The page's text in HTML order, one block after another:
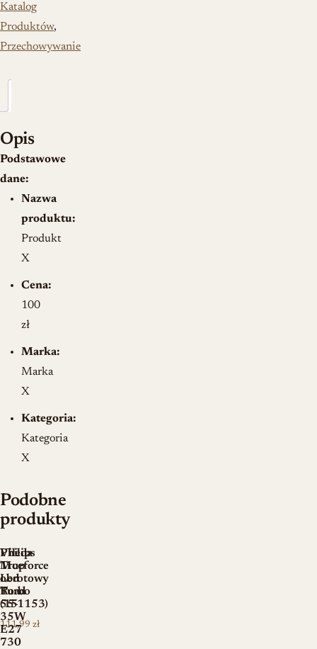
Katalog
Produktów,
Przechowywanie
Opis
Podstawowe
dane:
Nazwa
produktu:
Produkt
X
Cena:
100
zł
Marka:
Marka
X
Kategoria:
Kategoria
X
Podobne
produkty
Vileda
Mop
obrotowy
Turbo
(151153)
111,99 zł
Philips
Trueforce
Led
Road
55-
35W
E27
730